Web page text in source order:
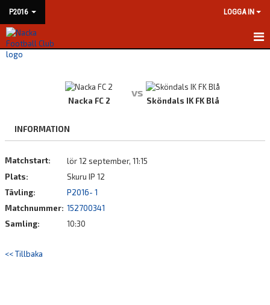
P2016 LOGGA IN
HEM
MATCHER
TRUPPEN
BILDGALLERI
Nacka FC 2
vs
Sköndals IK FK Blå
INFORMATION
Matchstart:
lör 12 september, 11:15
Plats:
Skuru IP 12
Tävling:
P2016- 1
Matchnummer: 152700341
Samling:
10:30
<< Tillbaka